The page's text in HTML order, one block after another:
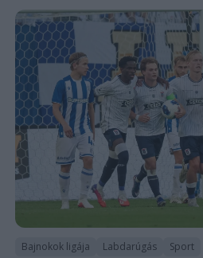
Bajnokok ligája Labdarúgás Sport